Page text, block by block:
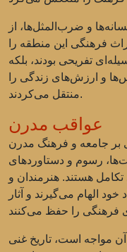
و ضرب‌المثل‌ها، از
فرهنگی این منطقه را
تفریحی بودند، بلکه
و ارزش‌های زندگی را
منتقل می‌کردند.
عواقب مدرن
بر جامعه و فرهنگ مدرن
رسوم و دستاوردهای
هستند. هنرمندان و
الهام می‌گیرند و آثار
مواجه است، تاریخ غنی